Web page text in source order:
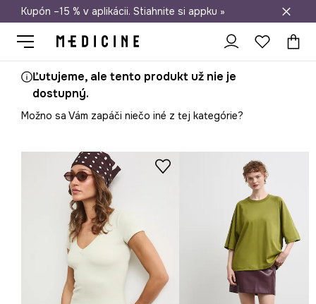
Doprava zadarmo od 50 €
Kupón –15 % v aplikácii. Stiahnite si appku »
Ľutujeme, ale tento produkt už nie je
dostupný.
Možno sa Vám zapáči niečo iné z tej kategórie?